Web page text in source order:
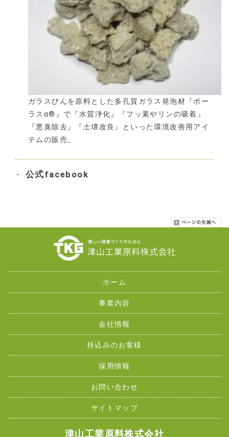
ガラスびんを原料とした多孔質ガラス発泡材『ポー
ラスα®』で『水質浄化』『フッ素やリンの吸着』
『悪臭除去』『土壌改良』といった環境改善用アイ
テムの販売。
公式facebook
ホーム
事業内容
会社情報
持込みのお客様
採用情報
お問い合わせ
サイトマップ
津山工業原料株式会社